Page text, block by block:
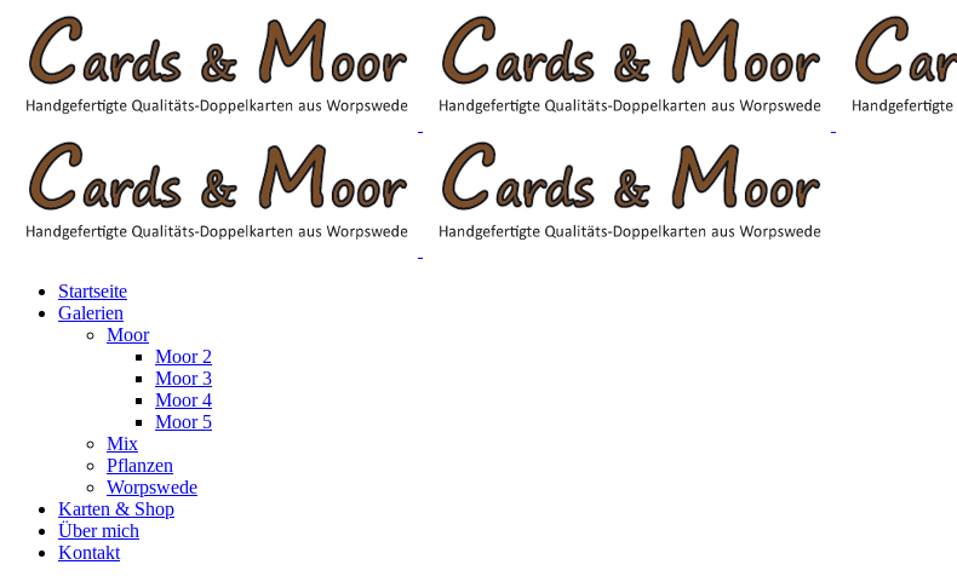
Startseite
Galerien
Moor
Moor 2
Moor 3
Moor 4
Moor 5
Mix
Pflanzen
Worpswede
Karten & Shop
Über mich
Kontakt